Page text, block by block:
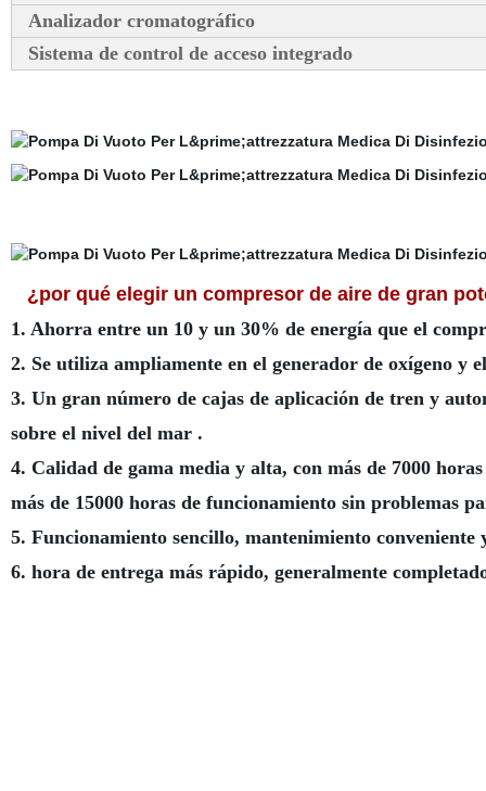
Analizador cromatográfico
Sistema de control de acceso integrado
¿por qué elegir un compresor de aire de gran
1. Ahorra entre un 10 y un 30% de energía que el
2. Se utiliza ampliamente en el generador de oxígeno y
3. Un gran número de cajas de aplicación de tren y
sobre el nivel del mar .
4. Calidad de gama media y alta, con más de 7000
más de 15000 horas de funcionamiento sin problemas
5. Funcionamiento sencillo, mantenimiento conveniente
6. hora de entrega más rápido, generalmente